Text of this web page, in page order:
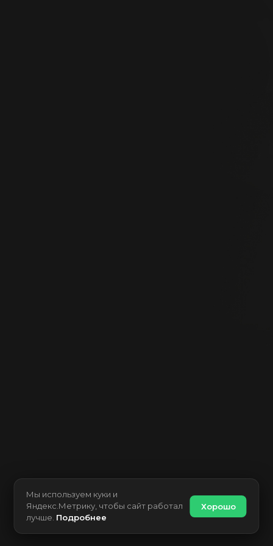
Мы используем куки и
Яндекс.Метрику, чтобы сайт работал
лучше. Подробнее
Хорошо